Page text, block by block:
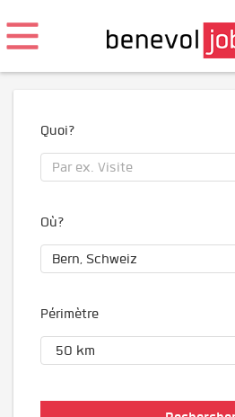
Quoi?
Où?
Périmètre